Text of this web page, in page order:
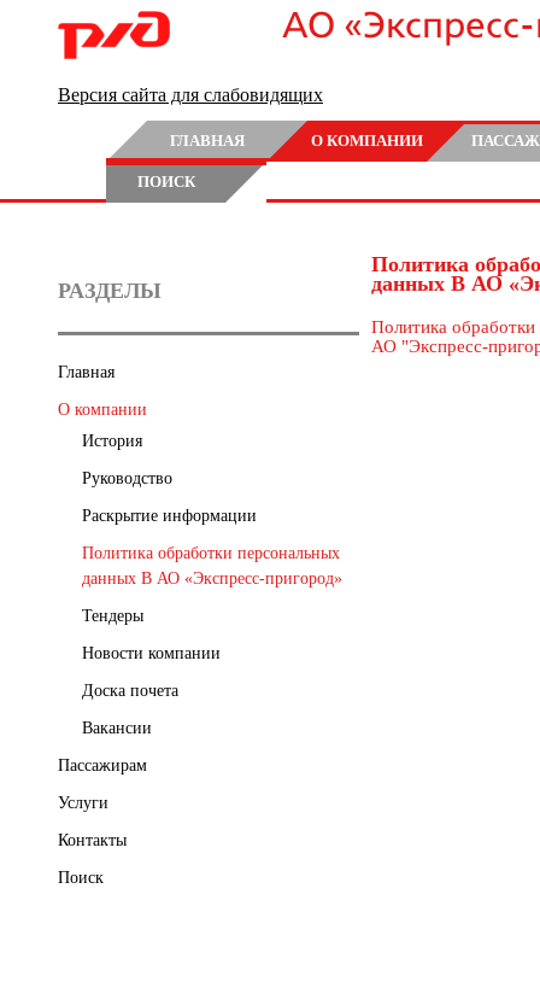
АО
Версия сайта для слабовидящих
ГЛАВНАЯ О КОМПАНИИ
ПОИСК
РАЗДЕЛЫ
Главная
О компании
История
Руководство
Раскрытие информации
Политика обработки персональных
данных В АО «Экспресс-пригород»
Тендеры
Новости компании
Доска почета
Вакансии
Пассажирам
Услуги
Контакты
Поиск
Политика
данных В АО
Политика
АО "Экспресс-